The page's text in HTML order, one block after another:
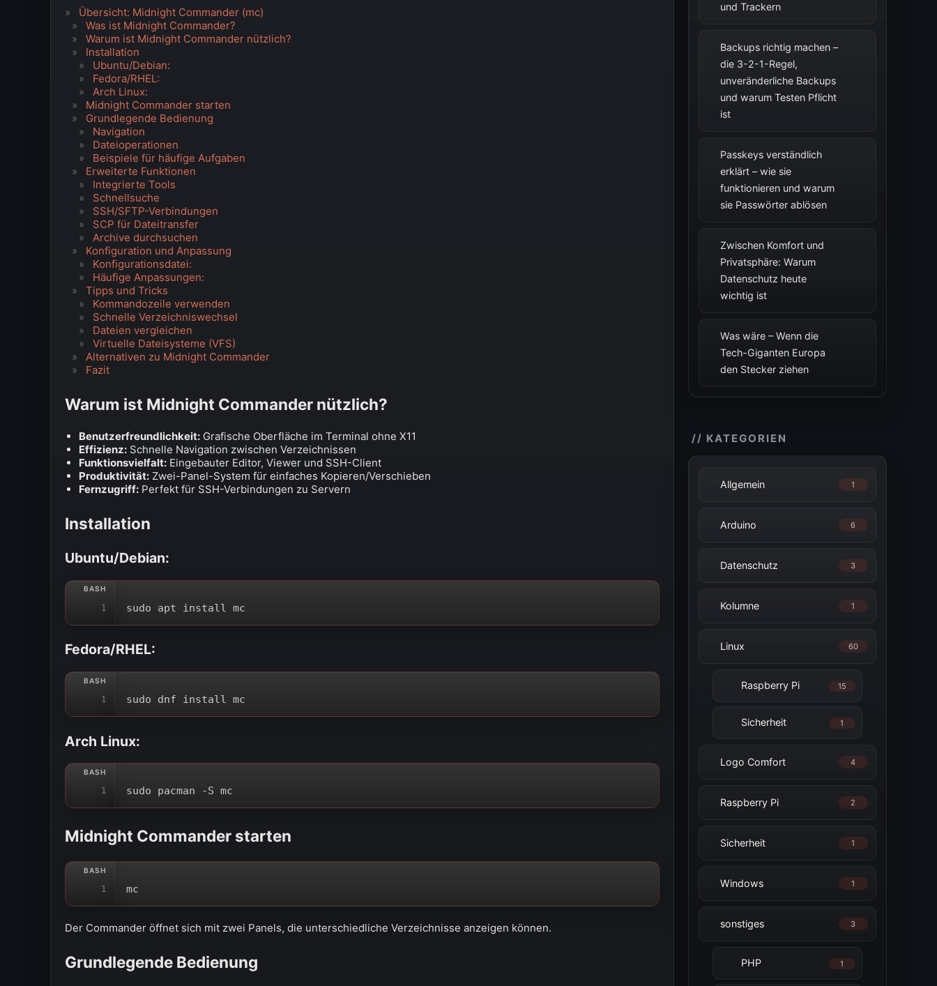
Übersicht: Midnight Commander (mc)
Was ist Midnight Commander?
Warum ist Midnight Commander nützlich?
Installation
Ubuntu/Debian:
Fedora/RHEL:
Arch Linux:
Midnight Commander starten
Grundlegende Bedienung
Navigation
Dateioperationen
Beispiele für häufige Aufgaben
Erweiterte Funktionen
Integrierte Tools
Schnellsuche
SSH/SFTP-Verbindungen
SCP für Dateitransfer
Archive durchsuchen
Konfiguration und Anpassung
Konfigurationsdatei:
Häufige Anpassungen:
Tipps und Tricks
Kommandozeile verwenden
Schnelle Verzeichniswechsel
Dateien vergleichen
Virtuelle Dateisysteme (VFS)
Alternativen zu Midnight Commander
Fazit
Warum ist Midnight Commander nützlich?
Benutzerfreundlichkeit: Grafische Oberfläche im Terminal ohne X11
Effizienz: Schnelle Navigation zwischen Verzeichnissen
Funktionsvielfalt: Eingebauter Editor, Viewer und SSH-Client
Produktivität: Zwei-Panel-System für einfaches Kopieren/Verschieben
Fernzugriff: Perfekt für SSH-Verbindungen zu Servern
Installation
Ubuntu/Debian:
1 sudo apt install mc
Fedora/RHEL:
1 sudo dnf install mc
Arch Linux:
1 sudo pacman -S mc
Midnight Commander starten
1 mc
Der Commander öffnet sich mit zwei Panels, die unterschiedliche Verzeichnisse anzeigen können.
Grundlegende Bedienung
und Trackern
Backups richtig machen –
die 3-2-1-Regel,
unveränderliche Backups
und warum Testen Pflicht
ist
Passkeys verständlich
erklärt – wie sie
funktionieren und warum
sie Passwörter ablösen
Zwischen Komfort und
Privatsphäre: Warum
Datenschutz heute
wichtig ist
Was wäre – Wenn die
Tech-Giganten Europa
den Stecker ziehen
// KATEGORIEN
Allgemein 1
Arduino 6
Datenschutz 3
Kolumne 1
Linux 60
Raspberry Pi 15
Sicherheit 1
Logo Comfort 4
Raspberry Pi 2
Sicherheit 1
Windows 1
sonstiges 3
PHP 1